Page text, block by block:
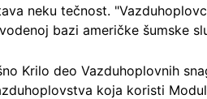
neku tečnost. "
bazi američke šumske
Krilo deo Vazduhoplovnih
koja koristi